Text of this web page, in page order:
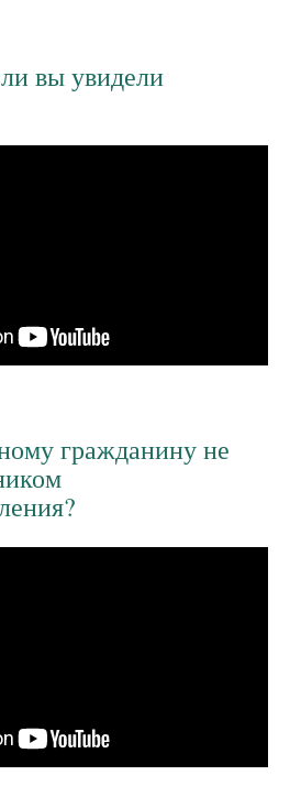
вы увидели
гражданину не